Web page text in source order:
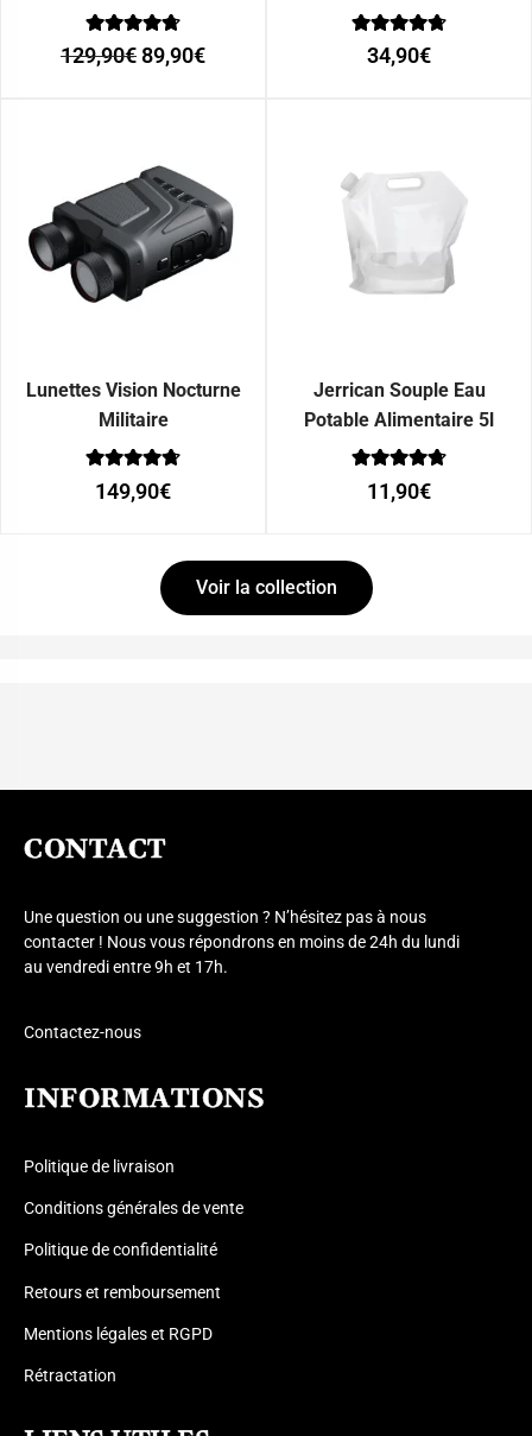
Note
0
129,90€89,90€
Note
0
34,90€
Lunettes Vision Nocturne
Militaire
Note
0
149,90€
Jerrican Souple Eau
Potable Alimentaire 5l
Note
0
11,90€
Voir la collection
CONTACT
Une question ou une suggestion ? N’hésitez pas à nous
contacter ! Nous vous répondrons en moins de 24h du lundi
au vendredi entre 9h et 17h.
Contactez-nous
INFORMATIONS
Politique de livraison
Conditions générales de vente
Politique de confidentialité
Retours et remboursement
Mentions légales et RGPD
Rétractation